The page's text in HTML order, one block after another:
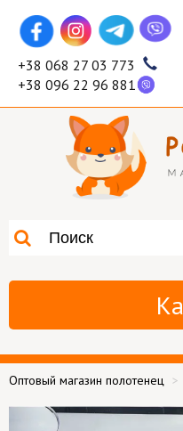
+38 068 27 03 773
+38 096 22 96 881
Оптовый магазин полотенец